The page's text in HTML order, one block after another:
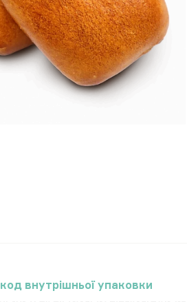
внутрішньої упаковки